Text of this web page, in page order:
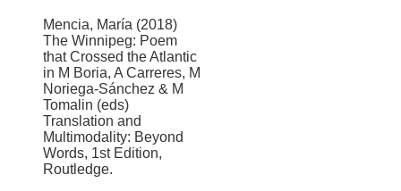
Mencia, María (2018)
The Winnipeg: Poem
that Crossed the Atlantic
in M Boria, A Carreres, M
Noriega-Sánchez & M
Tomalin (eds)
Translation and
Multimodality: Beyond
Words, 1st Edition,
Routledge.